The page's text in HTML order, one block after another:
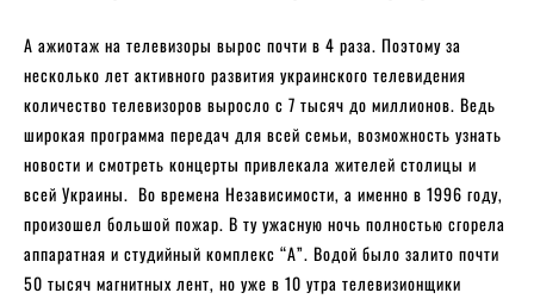
А ажиотаж на телевизоры вырос почти в 4 раза. Поэтому за
несколько лет активного развития украинского телевидения
количество телевизоров выросло с 7 тысяч до миллионов. Ведь
широкая программа передач для всей семьи, возможность узнать
новости и смотреть концерты привлекала жителей столицы и
всей Украины. Во времена Независимости, а именно в 1996 году,
произошел большой пожар. В ту ужасную ночь полностью сгорела
аппаратная и студийный комплекс “А”. Водой было залито почти
50 тысяч магнитных лент, но уже в 10 утра телевизионщики